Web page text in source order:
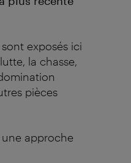
exposés ici
la chasse,
pièces
une approche